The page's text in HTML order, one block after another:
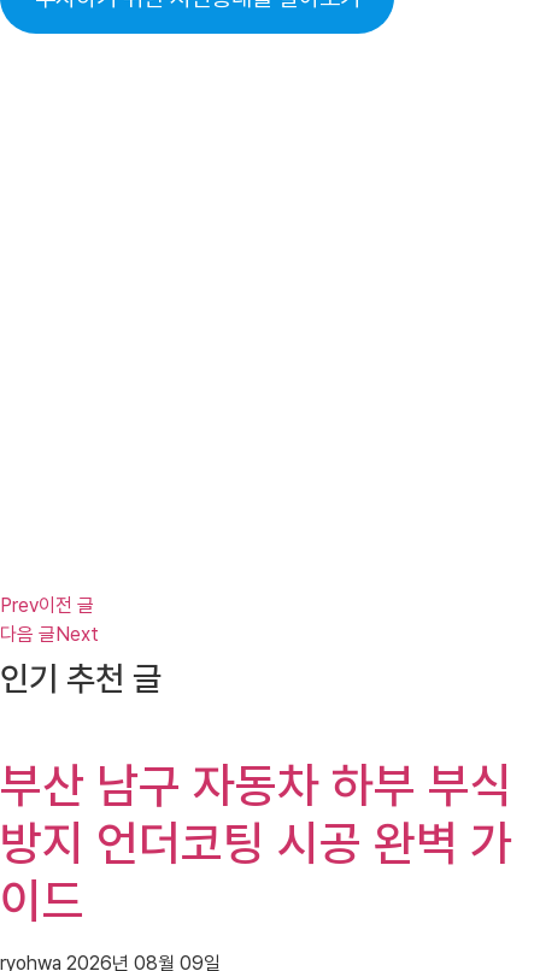
Prev이전 글
다음 글Next
인기 추천 글
부산 남구 자동차 하부 부식
방지 언더코팅 시공 완벽 가
이드
ryohwa 2026년 08월 09일